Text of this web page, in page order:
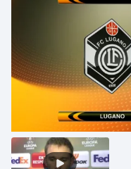
Rychlostní kanoistika
Sportovní střelba
Stolní tenis
Triatlon